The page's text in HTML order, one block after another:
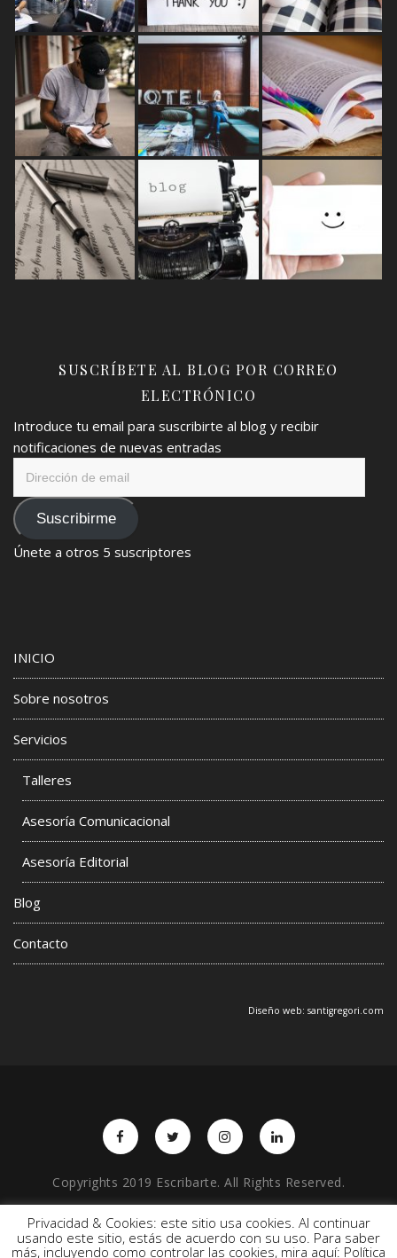
SUSCRÍBETE AL BLOG POR CORREO
ELECTRÓNICO
Introduce tu email para suscribirte al blog y recibir
notificaciones de nuevas entradas
emailSuscribirme
Únete a otros 5 suscriptores
INICIO
Sobre nosotros
Servicios
Talleres
Asesoría Comunicacional
Asesoría Editorial
Blog
Contacto
Diseño web: santigregori.com
Copyrights 2019 Escribarte. All Rights Reserved.
BACK TO TOP
Privacidad & Cookies: este sitio usa cookies. Al continuar
usando este sitio, estás de acuerdo con su uso. Para saber
más, incluyendo como controlar las cookies, mira aquí: Política